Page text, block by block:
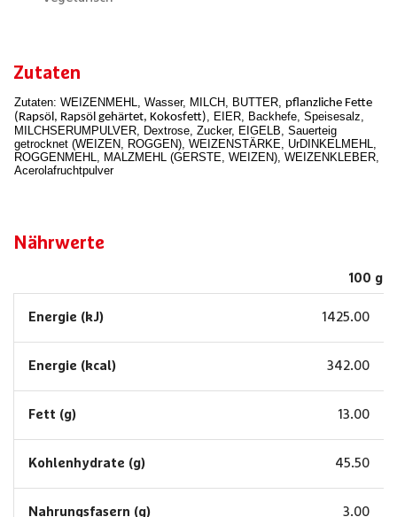
Zutaten
Zutaten: WEIZENMEHL, Wasser, MILCH, BUTTER, pflanzliche Fette
(Rapsöl, Rapsöl gehärtet, Kokosfett), EIER, Backhefe, Speisesalz,
MILCHSERUMPULVER, Dextrose, Zucker, EIGELB, Sauerteig
getrocknet (WEIZEN, ROGGEN), WEIZENSTÄRKE, UrDINKELMEHL,
ROGGENMEHL, MALZMEHL (GERSTE, WEIZEN), WEIZENKLEBER,
Acerolafruchtpulver
Nährwerte
100 g
Energie (kJ) 1425.00
Energie (kcal) 342.00
Fett (g) 13.00
Kohlenhydrate (g) 45.50
Nahrungsfasern (g) 3.00